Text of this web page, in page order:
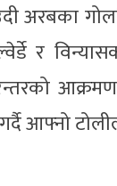
अरबका
र
आफ्नो